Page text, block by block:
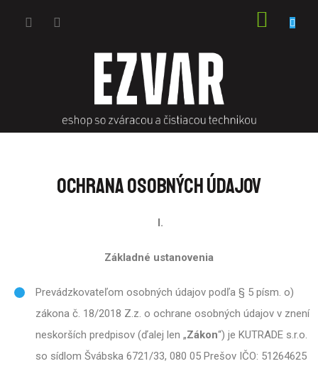
OCHRANA OSOBNÝCH ÚDAJOV
I.
Základné ustanovenia
Prevádzkovateľom osobných údajov podľa § 5 písm. o)
zákona č. 18/2018 Z.z. o ochrane osobných údajov v znení
neskorších predpisov (ďalej len „Zákon“) je KUTRADE s.r.o.
so sídlom Švábska 6721/33, 080 05 Prešov IČO: 51264625